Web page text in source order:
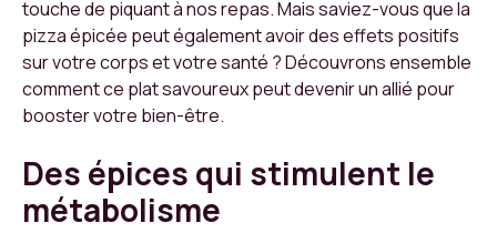
touche de piquant à nos repas. Mais saviez-vous que la
pizza épicée peut également avoir des effets positifs
sur votre corps et votre santé ? Découvrons ensemble
comment ce plat savoureux peut devenir un allié pour
booster votre bien-être.
Des épices qui stimulent le
métabolisme